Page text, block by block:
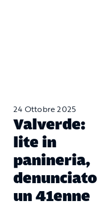
24 Ottobre 2025
Valverde:
lite in
panineria,
denunciato
un 41enne